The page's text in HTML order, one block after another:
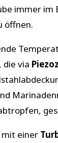
immer im
öffnen.
die via
mit einer